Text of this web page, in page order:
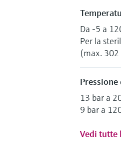
Da -5 a
Per la
(max. 302
Pressione
13 bar a
9 bar a
Vedi tutte